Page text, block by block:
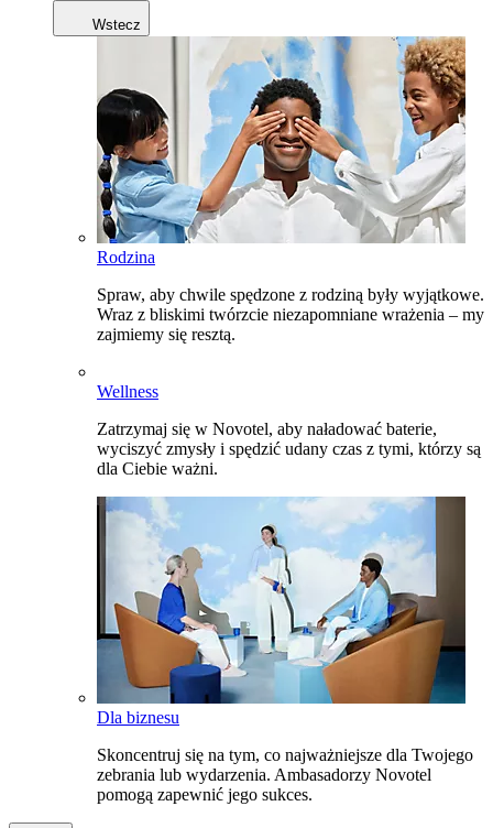
Wstecz
Rodzina
Spraw, aby chwile spędzone z rodziną były wyjątkowe.
Wraz z bliskimi twórzcie niezapomniane wrażenia – my
zajmiemy się resztą.
Wellness
Zatrzymaj się w Novotel, aby naładować baterie,
wyciszyć zmysły i spędzić udany czas z tymi, którzy są
dla Ciebie ważni.
Dla biznesu
Skoncentruj się na tym, co najważniejsze dla Twojego
zebrania lub wydarzenia. Ambasadorzy Novotel
pomogą zapewnić jego sukces.